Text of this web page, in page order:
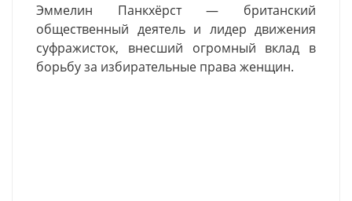
Эммелин Панкхёрст— британский
общественный деятель и лидер движения
суфражисток, внесший огромный вклад в
борьбу за избирательные права женщин.